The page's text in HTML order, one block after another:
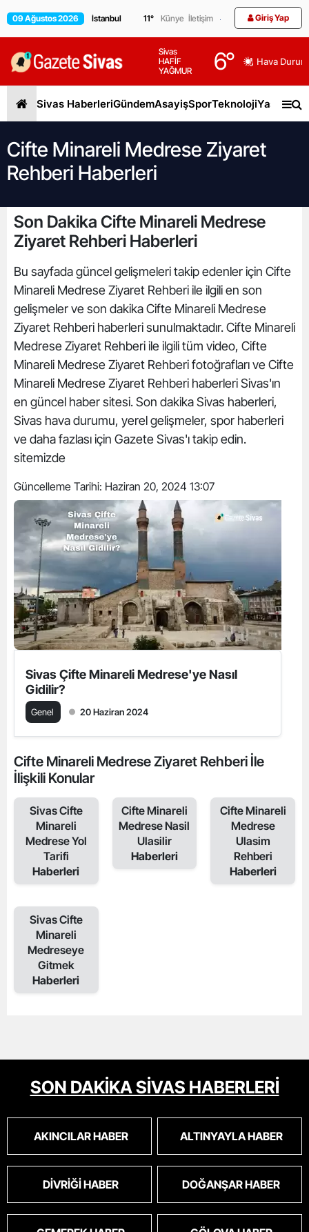
09 Ağustos 2026 11° Künye İletişim Giriş Yap
Sivas
HAFİF
YAĞMUR
6° Hava
Sivas HaberleriGündemAsayişSporTeknolojiYaşam
Cifte Minareli Medrese Ziyaret
Rehberi Haberleri
Son Dakika Cifte Minareli Medrese
Ziyaret Rehberi Haberleri
Bu sayfada güncel gelişmeleri takip edenler için Cifte
Minareli Medrese Ziyaret Rehberi ile ilgili en son
gelişmeler ve son dakika Cifte Minareli Medrese
Ziyaret Rehberi haberleri sunulmaktadır. Cifte Minareli
Medrese Ziyaret Rehberi ile ilgili tüm video, Cifte
Minareli Medrese Ziyaret Rehberi fotoğrafları ve Cifte
Minareli Medrese Ziyaret Rehberi haberleri Sivas'ın
en güncel haber sitesi. Son dakika Sivas haberleri,
Sivas hava durumu, yerel gelişmeler, spor haberleri
ve daha fazlası için Gazete Sivas'ı takip edin.
sitemizde
Güncelleme Tarihi: Haziran 20, 2024 13:07
Sivas Çifte Minareli Medrese'ye Nasıl
Gidilir?
Genel 20 Haziran 2024
Cifte Minareli Medrese Ziyaret Rehberi İle
İlişkili Konular
Sivas Cifte
Minareli
Medrese Yol
Tarifi
Haberleri
Cifte Minareli
Medrese Nasil
Ulasilir
Haberleri
Cifte Minareli
Medrese
Ulasim
Rehberi
Haberleri
Sivas Cifte
Minareli
Medreseye
Gitmek
Haberleri
SON DAKİKA SİVAS HABERLERİ
AKINCILAR HABER ALTINYAYLA HABER
DIVRIĞI HABER DOĞANŞAR HABER